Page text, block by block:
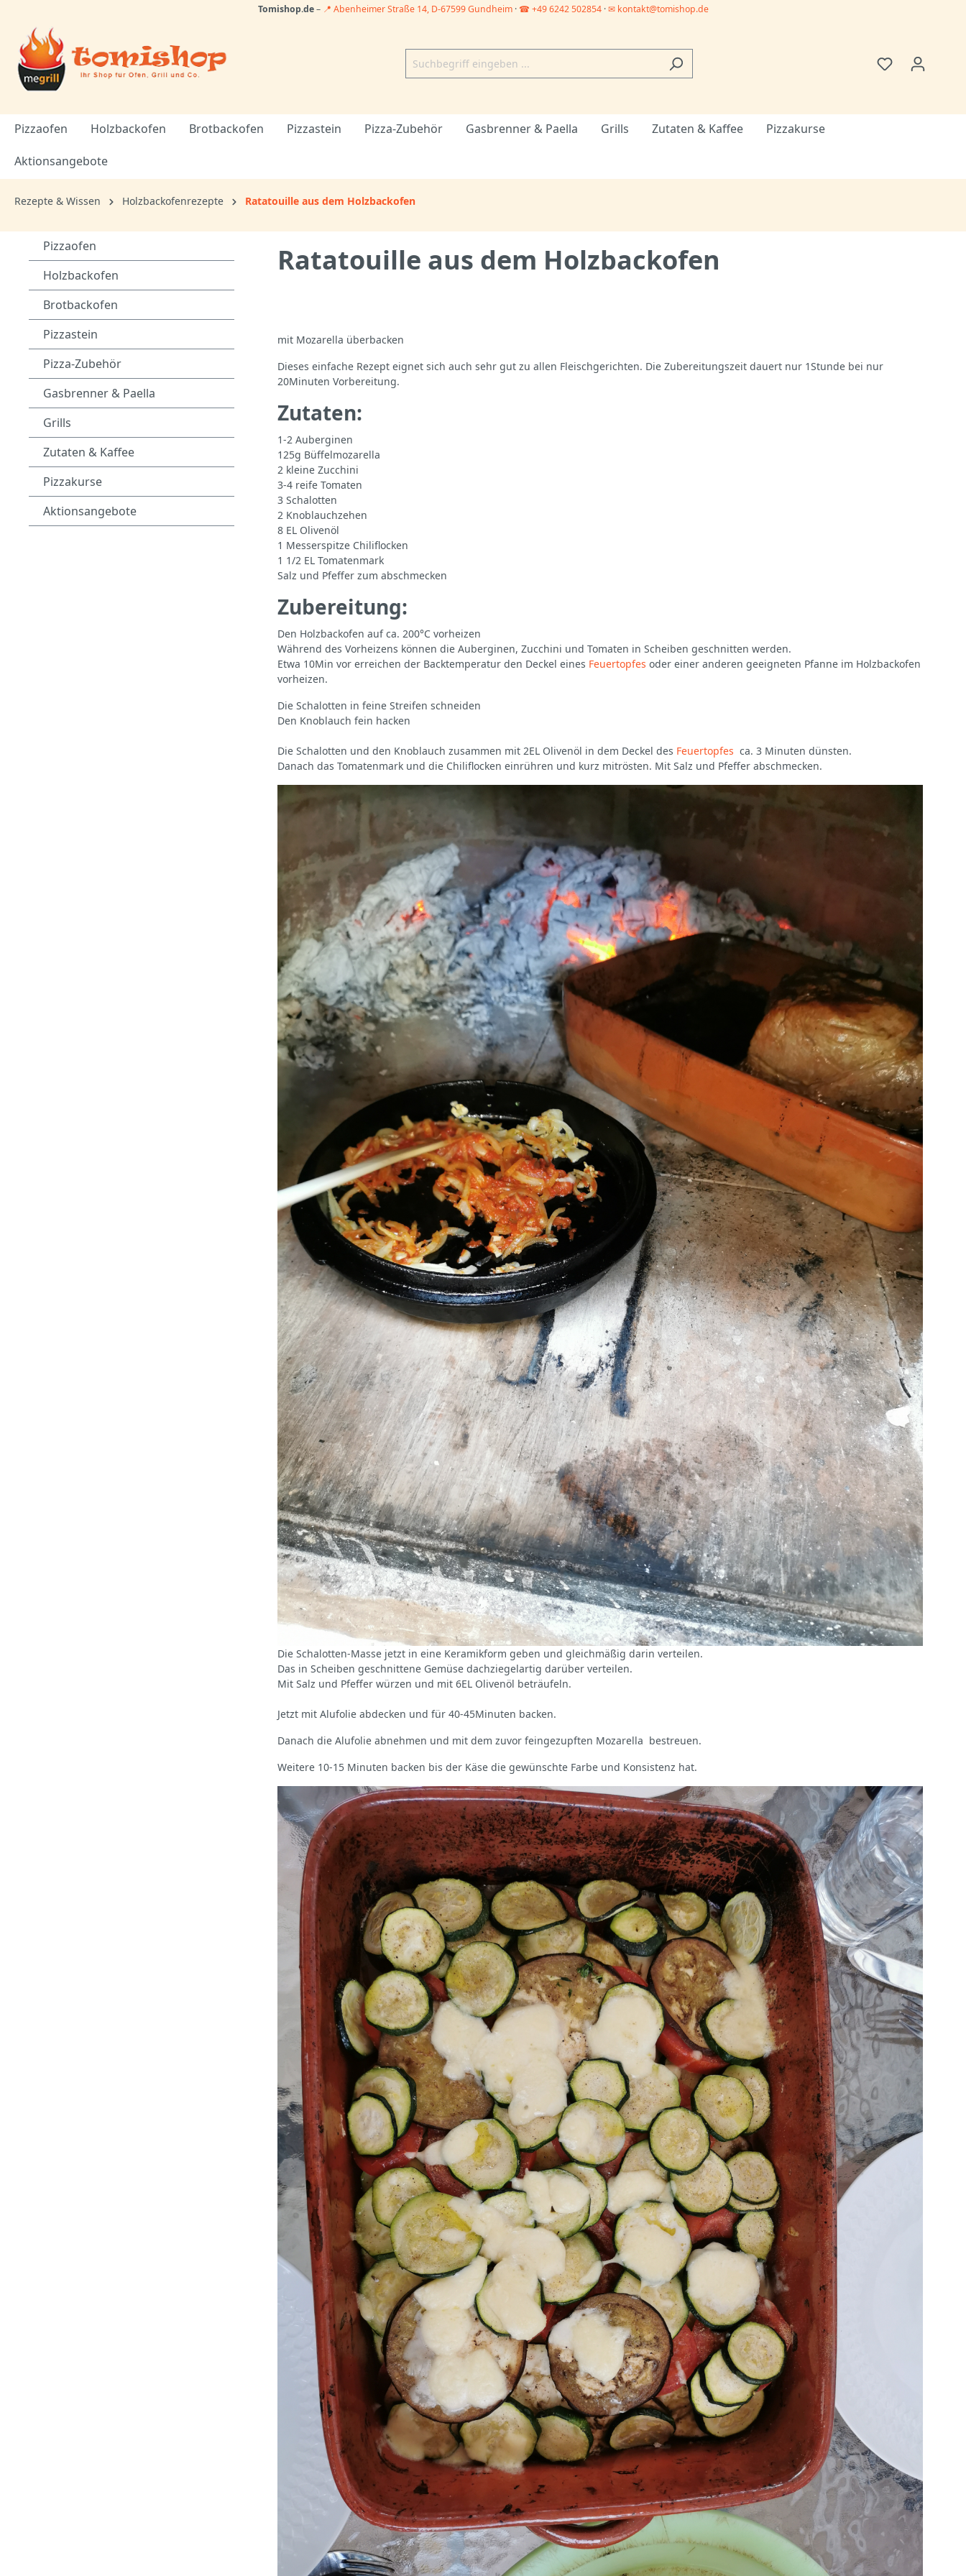
Tomishop.de– 📍 Abenheimer Straße 14, D-67599 Gundheim · ☎ +49 6242 502854·✉ kontakt@tomishop.de
Pizzaofen Holzbackofen Brotbackofen Pizzastein Pizza-Zubehör Gasbrenner & Paella Grills Zutaten & Kaffee Pizzakurse
Aktionsangebote
Rezepte & Wissen Holzbackofenrezepte Ratatouille aus dem Holzbackofen
Pizzaofen
Holzbackofen
Brotbackofen
Pizzastein
Pizza-Zubehör
Gasbrenner & Paella
Grills
Zutaten & Kaffee
Pizzakurse
Aktionsangebote
Ratatouille aus dem Holzbackofen
mit Mozarella überbacken
Dieses einfache Rezept eignet sich auch sehr gut zu allen Fleischgerichten. Die Zubereitungszeit dauert nur 1Stunde bei nur
20Minuten Vorbereitung.
Zutaten:
1-2 Auberginen
125g Büffelmozarella
2 kleine Zucchini
3-4 reife Tomaten
3 Schalotten
2 Knoblauchzehen
8 EL Olivenöl
1 Messerspitze Chiliflocken
1 1/2 EL Tomatenmark
Salz und Pfeffer zum abschmecken
Zubereitung:
Den Holzbackofen auf ca. 200°C vorheizen
Während des Vorheizens können die Auberginen, Zucchini und Tomaten in Scheiben geschnitten werden.
Etwa 10Min vor erreichen der Backtemperatur den Deckel eines Feuertopfes oder einer anderen geeigneten Pfanne im Holzbackofen
vorheizen.
Die Schalotten in feine Streifen schneiden
Den Knoblauch fein hacken
Die Schalotten und den Knoblauch zusammen mit 2EL Olivenöl in dem Deckel des Feuertopfes ca. 3 Minuten dünsten.
Danach das Tomatenmark und die Chiliflocken einrühren und kurz mitrösten. Mit Salz und Pfeffer abschmecken.
Die Schalotten-Masse jetzt in eine Keramikform geben und gleichmäßig darin verteilen.
Das in Scheiben geschnittene Gemüse dachziegelartig darüber verteilen.
Mit Salz und Pfeffer würzen und mit 6EL Olivenöl beträufeln.
Jetzt mit Alufolie abdecken und für 40-45Minuten backen.
Danach die Alufolie abnehmen und mit dem zuvor feingezupften Mozarella bestreuen.
Weitere 10-15 Minuten backen bis der Käse die gewünschte Farbe und Konsistenz hat.